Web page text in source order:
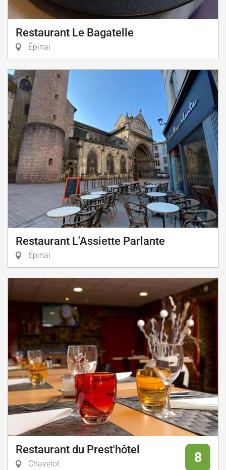
Restaurant Le Bagatelle
Épinal
Restaurant L'Assiette Parlante
Épinal
Restaurant du Prest'hôtel
Chavelot 8